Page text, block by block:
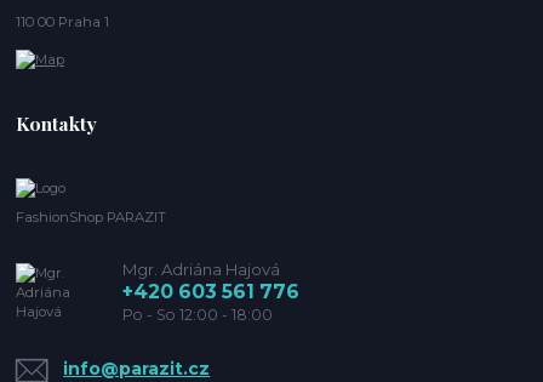
110 00 Praha 1
Kontakty
FashionShop PARAZIT
Mgr. Adriána Hajová
+420 603 561 776
Po - So 12:00 - 18:00
info@parazit.cz